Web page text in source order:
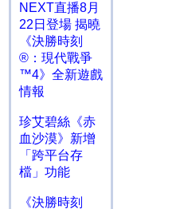
NEXT直播8月
22日登場 揭曉
《決勝時刻
®：現代戰爭
™4》全新遊戲
情報
珍艾碧絲《赤
血沙漠》新增
「跨平台存
檔」功能
《決勝時刻